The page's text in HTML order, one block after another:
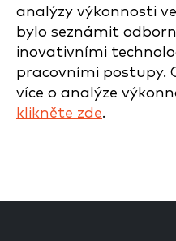
analýzy výkonnosti
bylo seznámit
inovativními
pracovními postupy.
více o analýze
klikněte zde.